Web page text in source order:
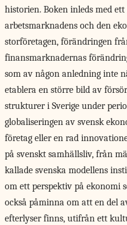
historien. Boken inleds med
arbetsmarknadens och den
storföretagen, förändringen
finansmarknadernas
som av någon anledning inte
etablera en större bild av
strukturer i Sverige under
globaliseringen av svensk
företag eller en rad
på svenskt samhällsliv, från
kallade svenska modellens
om ett perspektiv på ekonomi
också påminna om att en del
efterlyser finns, utifrån ett